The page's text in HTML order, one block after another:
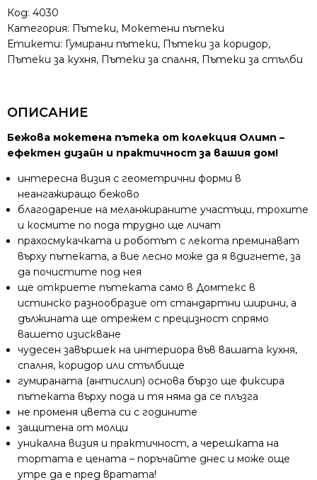
Код: 4030
Категория: Пътеки, Мокетени пътеки
Етикети: Гумирани пътеки, Пътеки за коридор,
Пътеки за кухня, Пътеки за спалня, Пътеки за стълби
ОПИСАНИЕ
Бежова мокетена пътека от колекция Олимп –
ефектен дизайн и практичност за вашия дом!
интересна визия с геометрични форми в
неангажиращо бежово
благодарение на меланжираните участъци, трохите
и космите по пода трудно ще личат
прахосмукачката и роботът с лекота преминават
върху пътеката, а вие лесно може да я вдигнете, за
да почистите под нея
ще откриете пътеката само в Домтекс в
истинско разнообразие от стандартни ширини, а
дължината ще отрежем с прецизност спрямо
вашето изискване
чудесен завършек на интериора във вашата кухня,
спалня, коридор или стълбище
гумираната (антислип) основа бързо ще фиксира
пътеката върху пода и тя няма да се плъзга
не променя цвета си с годините
защитена от молци
уникална визия и практичност, а черешката на
тортата е цената – поръчайте днес и може още
утре да е пред вратата!